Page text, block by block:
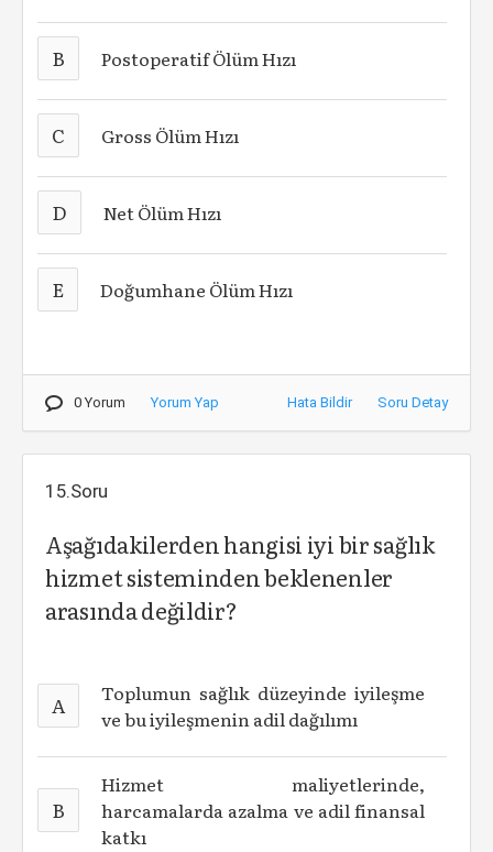
B Postoperatif Ölüm Hızı
C Gross Ölüm Hızı
D Net Ölüm Hızı
E Doğumhane Ölüm Hızı
0 Yorum Yorum Yap Hata Bildir Soru Detay
15.Soru
Aşağıdakilerden hangisi iyi bir sağlık
hizmet sisteminden beklenenler
arasında değildir?
A
Toplumun sağlık düzeyinde iyileşme
ve bu iyileşmenin adil dağılımı
B
Hizmet maliyetlerinde,
harcamalarda azalma ve adil finansal
katkı